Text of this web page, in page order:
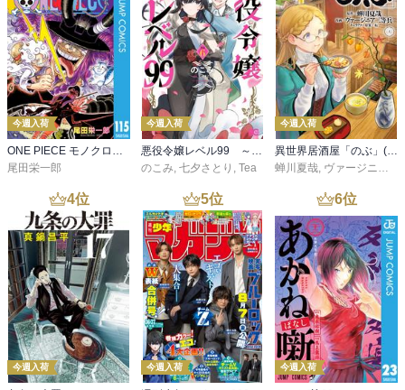
今週入荷
ONE PIECE モノクロ版 115
尾田栄一郎
今週入荷
悪役令嬢レベル99 ～私は裏ボスですが魔王ではありません～ その６
のこみ, 七夕さとり , Tea
今週入荷
異世界居酒屋「のぶ」(22)
蝉川夏哉, ヴァージニア二等兵
4位
今週入荷
5位
今週入荷
6位
今週入荷